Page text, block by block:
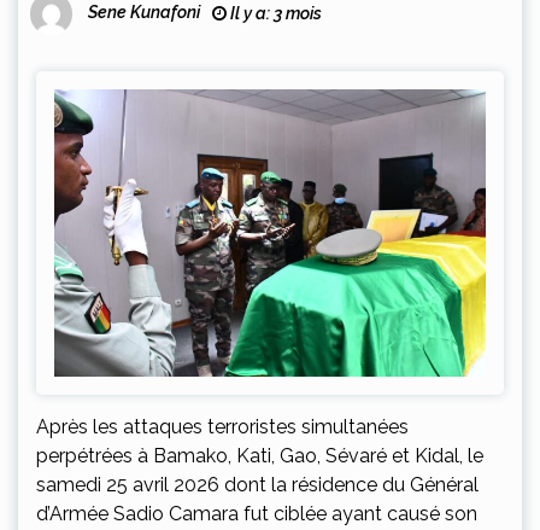
Sene Kunafoni Il y a: 3 mois
Après les attaques terroristes simultanées
perpétrées à Bamako, Kati, Gao, Sévaré et Kidal, le
samedi 25 avril 2026 dont la résidence du Général
d’Armée Sadio Camara fut ciblée ayant causé son